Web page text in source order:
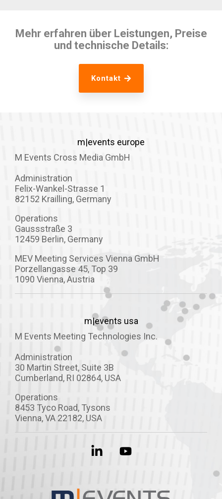
Mehr erfahren über Leistungen, Preise
und technische Details:
Kontakt
m|events europe
M Events Cross Media GmbH
Administration
Felix-Wankel-Strasse 1
82152 Krailling, Germany
Operations
Gaussstraße 3
12459 Berlin, Germany
MEV Meeting Services Vienna GmbH
Porzellangasse 45, Top 39
1090 Vienna, Austria
m|events usa
M Events Meeting Technologies Inc.
Administration
30 Martin Street, Suite 3B
Cumberland, RI 02864, USA
Operations
8453 Tyco Road, Tysons
Vienna, VA 22182, USA
LinkedinYouTube